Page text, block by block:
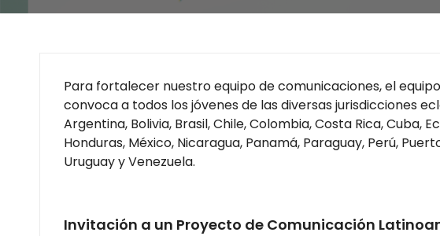
Para fortalecer nuestro equipo de comunicaciones, el
convoca a todos los jóvenes de las diversas jurisdicciones
Argentina, Bolivia, Brasil, Chile, Colombia, Costa Rica, Cuba,
Honduras, México, Nicaragua, Panamá, Paraguay, Perú,
Uruguay y Venezuela.
Invitación a un Proyecto de Comunicación